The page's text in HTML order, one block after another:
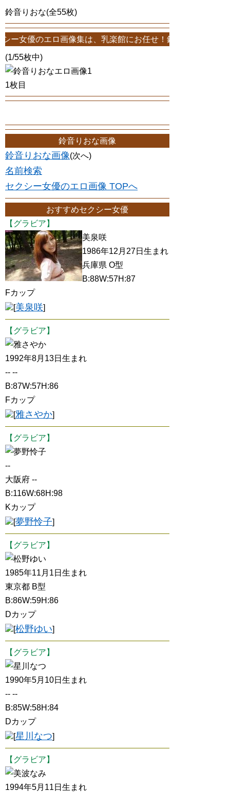
鈴音りおな(全55枚)
エロ画像集は、乳楽館にお任せ！鈴音りおなエロ画像が55
(1/55枚中)
1枚目
鈴音りおな画像
鈴音りおな画像(次へ)
名前検索
セクシー女優のエロ画像 TOPへ
おすすめセクシー女優
【グラビア】
美泉咲
1986年12月27日生まれ
兵庫県 O型
B:88W:57H:87
Fカップ
[美泉咲]
【グラビア】
雅さやか
1992年8月13日生まれ
-- --
B:87W:57H:86
Fカップ
[雅さやか]
【グラビア】
夢野怜子
--
大阪府 --
B:116W:68H:98
Kカップ
[夢野怜子]
【グラビア】
松野ゆい
1985年11月1日生まれ
東京都 B型
B:86W:59H:86
Dカップ
[松野ゆい]
【グラビア】
星川なつ
1990年5月10日生まれ
-- --
B:85W:58H:84
Dカップ
[星川なつ]
【グラビア】
美波なみ
1994年5月11日生まれ